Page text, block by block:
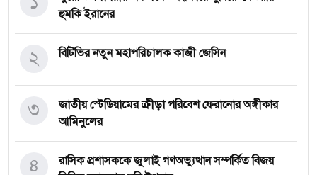
হুমকি ইরানের
বিটিভির নতুন মহাপরিচালক কাজী জেসিন
২
জাতীয় স্টেডিয়ামের ক্রীড়া পরিবেশ ফেরানোর অঙ্গীকার
আমিনুলের
৩
রাসিক প্রশাসককে জুলাই গণঅভ্যুত্থান সম্পর্কিত বিজয়
৪